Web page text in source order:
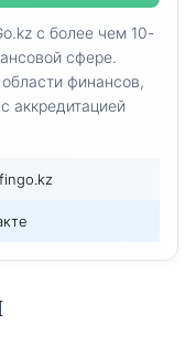
с более чем 10-
сфере.
финансов,
аккредитацией